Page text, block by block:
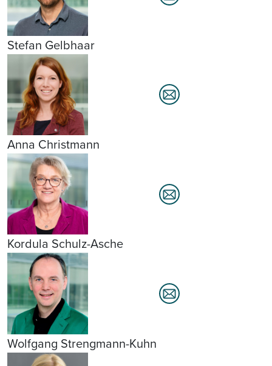
Stefan Gelbhaar
Anna Christmann
Kordula Schulz-Asche
Wolfgang Strengmann-Kuhn